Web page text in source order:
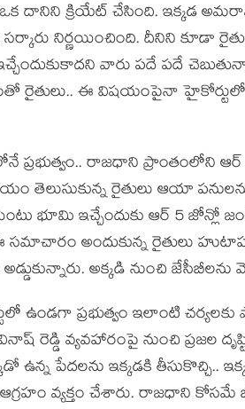
దానిని క్రియేట్ చేసింది. ఇక్క‌డ
నిర్ణ‌యించింది. దీనిని కూడా
వారు ప‌దే ప‌దే
రైతులు.. ఈ విష‌యంపైనా హైకోర్టులో
ప్ర‌భుత్వం.. రాజధాని ప్రాంతంలోని
తెలుసుకున్న రైతులు ఆయా ప‌నుల‌ను
భూమి ఇచ్చేందుకు ఆర్ 5 జోన్లో
అందుకున్న రైతులు
అక్కడి నుంచి జేసీబీలను
ఉండగా ప్రభుత్వం ఇలాంటి
రెడ్డి వ్యవహారంపై నుంచి ప్రజల
ఉన్న పేదలను ఇక్కడకి తీసుకొచ్చి..
వ్యక్తం చేశారు. రాజధాని కోసమే